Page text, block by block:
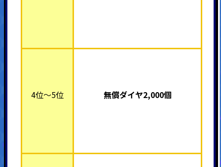
4位～5位 無償ダイヤ2,000個